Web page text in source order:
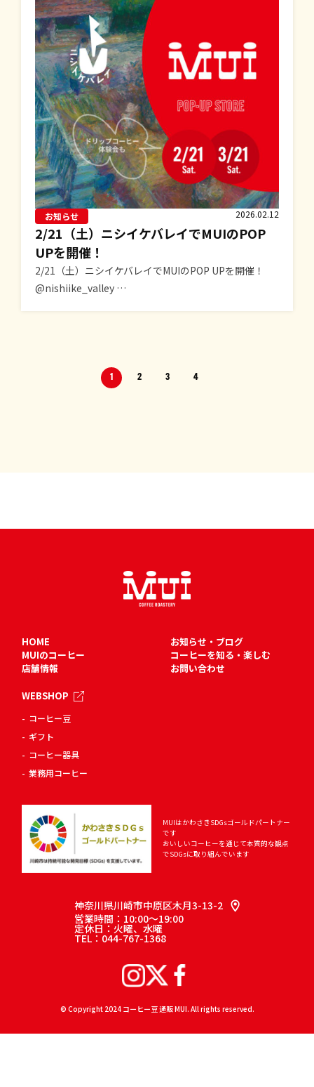
お知らせ 2026.02.12
2/21（土）ニシイケバレイでMUIのPOP
UPを開催！
2/21（土）ニシイケバレイでMUIのPOP UPを開催！
@nishiike_valley …
1 2 3 4
HOME
MUIのコーヒー
店舗情報
WEBSHOP
コーヒー豆
ギフト
コーヒー器具
業務用コーヒー
お知らせ・ブログ
コーヒーを知る・楽しむ
お問い合わせ
MUIはかわさきSDGsゴールドパートナー
です
おいしいコーヒーを通じて本質的な観点
でSDGsに取り組んでいます
神奈川県川崎市中原区木月3-13-2
営業時間：10:00～19:00
定休日：火曜、水曜
TEL：044-767-1368
© Copyright 2024 コーヒー豆 通販 MUI. All rights reserved.